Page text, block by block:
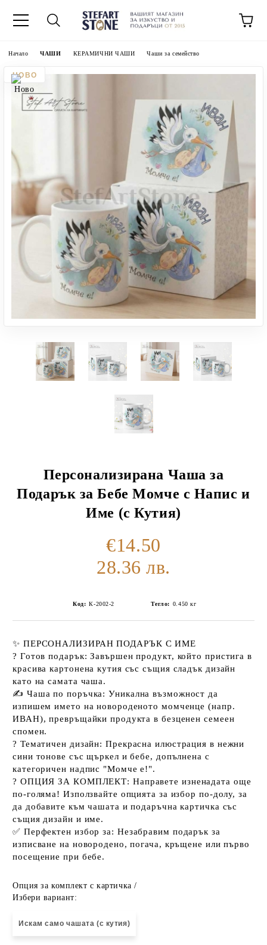
Начало ЧАШИ КЕРАМИЧНИ ЧАШИ Чаши за семейство
Персонализирана Чаша за
Подарък за Бебе Момче с Напис и
Име (с Кутия)
€14.50
28.36 лв.
Код: К-2002-2 Тегло: 0.450 кг
✨ ПЕРСОНАЛИЗИРАН ПОДАРЪК С ИМЕ
? Готов подарък: Завършен продукт, който пристига в
красива картонена кутия със същия сладък дизайн
като на самата чаша.
✍️ Чаша по поръчка: Уникална възможност да
изпишем името на новороденото момченце (напр.
ИВАН), превръщайки продукта в безценен семеен
спомен.
? Тематичен дизайн: Прекрасна илюстрация в нежни
сини тонове със щъркел и бебе, допълнена с
категоричен надпис "Момче е!".
? ОПЦИЯ ЗА КОМПЛЕКТ: Направете изненадата още
по-голяма! Използвайте опцията за избор по-долу, за
да добавите към чашата и подаръчна картичка със
същия дизайн и име.
✅ Перфектен избор за: Незабравим подарък за
изписване на новородено, погача, кръщене или първо
посещение при бебе.
Опция за комплект с картичка /
Избери вариант:
Искам само чашата (с кутия)